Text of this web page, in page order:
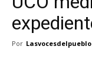
Por Lasvocesdelpueblo